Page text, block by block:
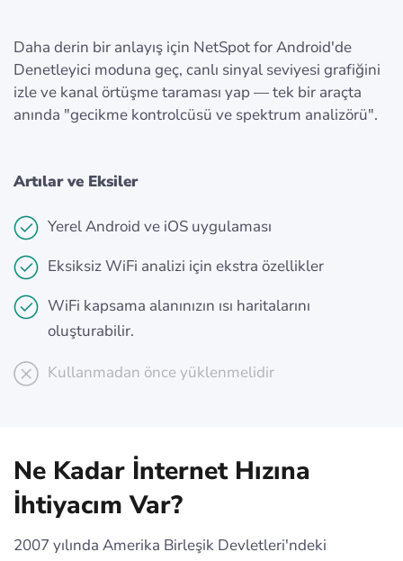
Daha derin bir anlayış için NetSpot for Android'de
Denetleyici moduna geç, canlı sinyal seviyesi grafiğini
izle ve kanal örtüşme taraması yap — tek bir araçta
anında "gecikme kontrolcüsü ve spektrum analizörü".
Artılar ve Eksiler
Yerel Android ve iOS uygulaması
Eksiksiz WiFi analizi için ekstra özellikler
WiFi kapsama alanınızın ısı haritalarını
oluşturabilir.
Kullanmadan önce yüklenmelidir
Ne Kadar İnternet Hızına
İhtiyacım Var?
2007 yılında Amerika Birleşik Devletleri'ndeki